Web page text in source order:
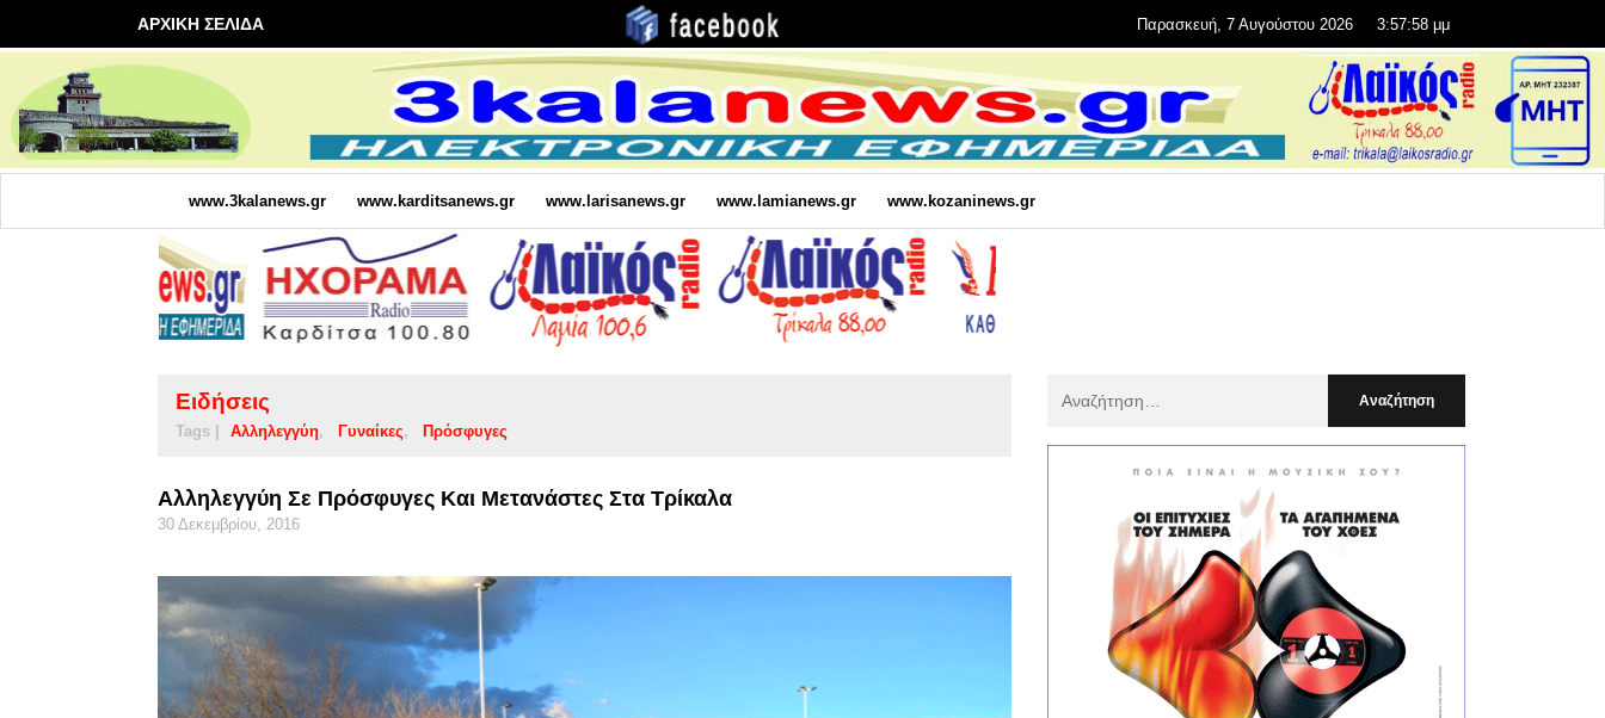
ΑΡΧΙΚΗ ΣΕΛΙΔΑ Παρασκευή, 7 Αυγούστου 2026 3:57:59 μμ
www.3kalanews.gr www.karditsanews.gr www.larisanews.gr www.lamianews.gr www.kozaninews.gr
Ειδήσεις
Tags | Αλληλεγγύη Γυναίκες Πρόσφυγες
Αλληλεγγύη Σε Πρόσφυγες Και Μετανάστες Στα Τρίκαλα
30 Δεκεμβρίου, 2016
: